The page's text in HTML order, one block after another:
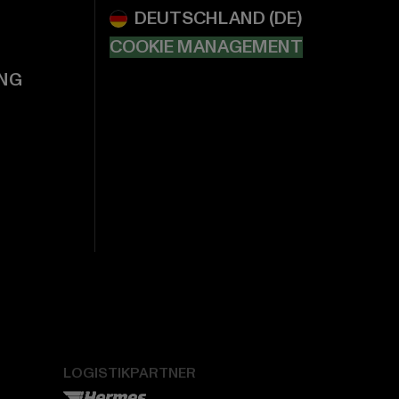
COOKIE MANAGEMENT
LOGISTIKPARTNER